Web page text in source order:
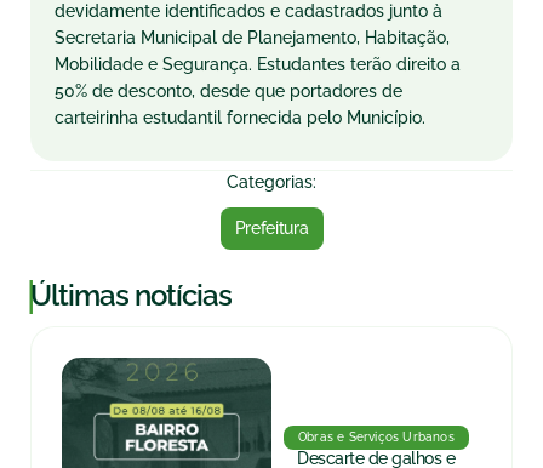
devidamente identificados e cadastrados junto à
Secretaria Municipal de Planejamento, Habitação,
Mobilidade e Segurança. Estudantes terão direito a
50% de desconto, desde que portadores de
carteirinha estudantil fornecida pelo Município.
Categorias:
Prefeitura
|Últimas notícias
Obras e Serviços Urbanos
Descarte de galhos e